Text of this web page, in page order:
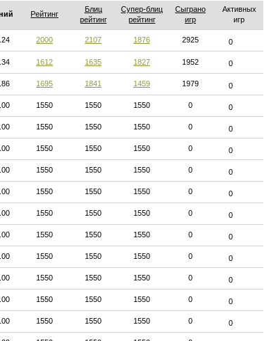
Рейтинг
Блиц
рейтинг
Супер-блиц
рейтинг
Сыграно
игр
Активных
игр
2000 2107 1876 2925 0
1612 1635 1827 1952 0
1695 1841 1459 1979 0
1550 1550 1550 0 0
1550 1550 1550 0 0
1550 1550 1550 0 0
1550 1550 1550 0 0
1550 1550 1550 0 0
1550 1550 1550 0 0
1550 1550 1550 0 0
1550 1550 1550 0 0
1550 1550 1550 0 0
1550 1550 1550 0 0
1550 1550 1550 0 0